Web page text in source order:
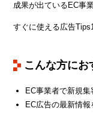
成果が出ているEC事
すぐに使える広告
こんな方にお
EC事業者で新規
EC広告の最新情